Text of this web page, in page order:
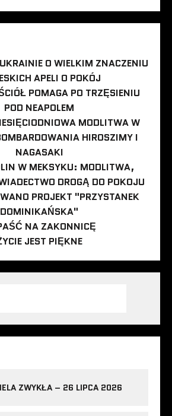
O WIELKIM ZNACZENIU
APELI O POKÓJ
POMAGA PO TRZĘSIENIU
POD NEAPOLEM
MODLITWA W
HIROSZIMY I
NAGASAKI
W MEKSYKU: MODLITWA,
DROGĄ DO POKOJU
PROJEKT "PRZYSTANEK
DOMINIKAŃSKA"
NA ZAKONNICĘ
JEST PIĘKNE
ZWYKŁA – 26 LIPCA 2026